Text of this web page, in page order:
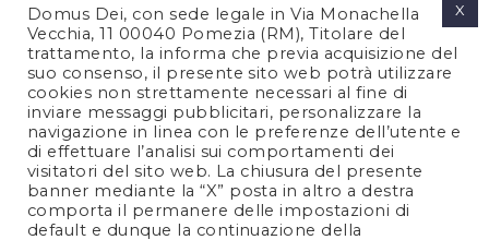
PRIVACY POLICY
COOKIES POLICY
LEGAL NOTES
CONTACTS
Domus Dei, con sede legale in Via Monachella
Vecchia, 11 00040 Pomezia (RM), Titolare del
trattamento, la informa che previa acquisizione del
suo consenso, il presente sito web potrà utilizzare
cookies non strettamente necessari al fine di
inviare messaggi pubblicitari, personalizzare la
navigazione in linea con le preferenze dell’utente e
di effettuare l’analisi sui comportamenti dei
visitatori del sito web. La chiusura del presente
banner mediante la “X” posta in altro a destra
comporta il permanere delle impostazioni di
default e dunque la continuazione della
X